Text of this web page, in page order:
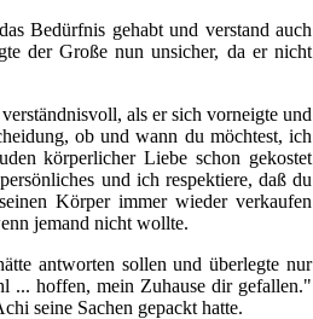
Bedürfnis gehabt und verstand auch
der Große nun unsicher, da er nicht
als er sich vorneigte und
ob und wann du möchtest, ich
körperlicher Liebe schon gekostet
und ich respektiere, daß du
Körper immer wieder verkaufen
jemand nicht wollte.
antworten sollen und überlegte nur
... hoffen, mein Zuhause dir gefallen."
seine Sachen gepackt hatte.